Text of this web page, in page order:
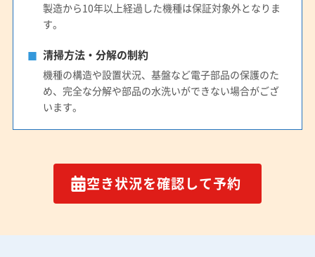
製造から10年以上経過した機種は保証対象外となりま
す。
清掃方法・分解の制約
機種の構造や設置状況、基盤など電子部品の保護のた
め、完全な分解や部品の水洗いができない場合がござ
います。
空き状況を確認して予約